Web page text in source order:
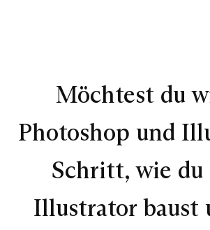
Möchtest du
Photoshop und
Schritt, wie
Illustrator baust